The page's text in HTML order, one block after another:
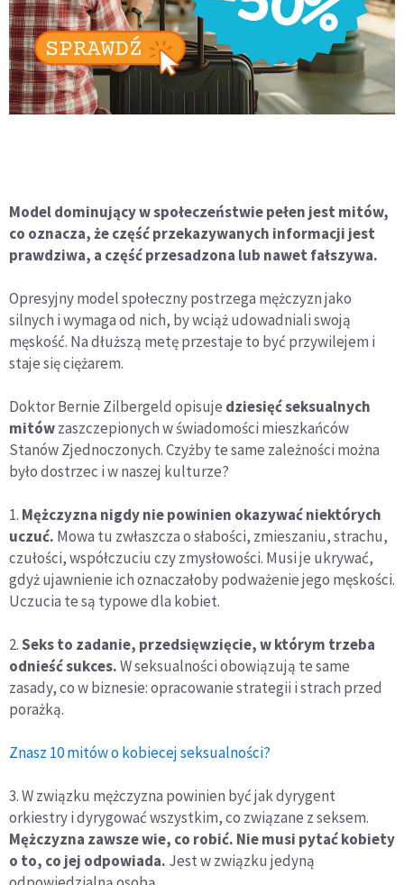
Model dominujący w społeczeństwie pełen jest mitów,
co oznacza, że część przekazywanych informacji jest
prawdziwa, a część przesadzona lub nawet fałszywa.
Opresyjny model społeczny postrzega mężczyzn jako
silnych i wymaga od nich, by wciąż udowadniali swoją
męskość. Na dłuższą metę przestaje to być przywilejem i
staje się ciężarem.
Doktor Bernie Zilbergeld opisuje dziesięć seksualnych
mitówzaszczepionych w świadomości mieszkańców
Stanów Zjednoczonych. Czyżby te same zależności można
było dostrzec i w naszej kulturze?
1. Mężczyzna nigdy nie powinien okazywać niektórych
uczuć. Mowa tu zwłaszcza o słabości, zmieszaniu, strachu,
czułości, współczuciu czy zmysłowości. Musi je ukrywać,
gdyż ujawnienie ich oznaczałoby podważenie jego męskości.
Uczucia te są typowe dla kobiet.
2.Seks to zadanie, przedsięwzięcie, w którym trzeba
odnieść sukces.W seksualności obowiązują te same
zasady, co w biznesie: opracowanie strategii i strach przed
porażką.
Znasz 10 mitów o kobiecej seksualności?
3. W związku mężczyzna powinien być jak dyrygent
orkiestry i dyrygować wszystkim, co związane z seksem.
Mężczyzna zawsze wie, co robić. Nie musi pytać kobiety
o to, co jej odpowiada. Jest w związku jedyną